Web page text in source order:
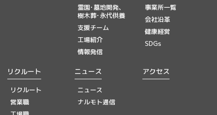
霊園･墓地開発、
樹木葬･永代供養
支援チーム
工場紹介
情報発信
事業所一覧
会社沿革
健康経営
SDGs
リクルート
リクルート
営業職
ニュース
ニュース
ナルモト通信
アクセス